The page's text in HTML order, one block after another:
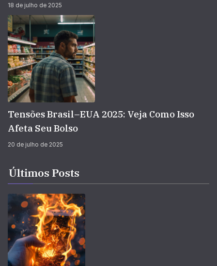
18 de julho de 2025
Tensões Brasil–EUA 2025: Veja Como Isso
Afeta Seu Bolso
20 de julho de 2025
Últimos Posts